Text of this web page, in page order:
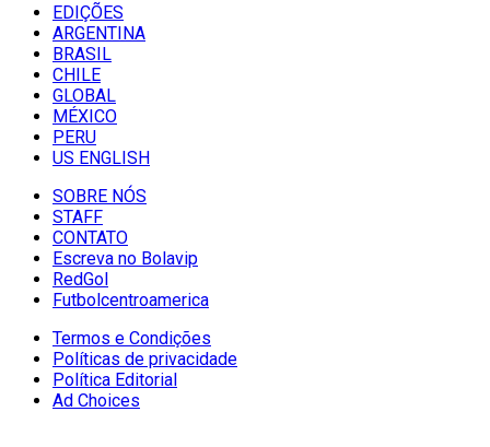
EDIÇÕES
ARGENTINA
BRASIL
CHILE
GLOBAL
MÉXICO
PERU
US ENGLISH
SOBRE NÓS
STAFF
CONTATO
Escreva no Bolavip
RedGol
Futbolcentroamerica
Termos e Condições
Políticas de privacidade
Política Editorial
Ad Choices